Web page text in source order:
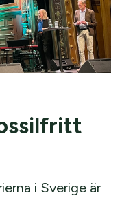
i Sverige är